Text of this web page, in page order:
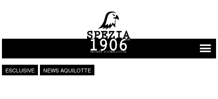
Vai al contenuto
ESCLUSIVE NEWS AQUILOTTE